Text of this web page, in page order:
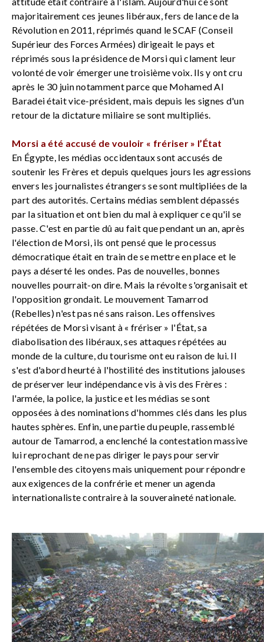
majoritairement ces jeunes libéraux, fers de lance de la
Révolution en 2011, réprimés quand le SCAF (Conseil
Supérieur des Forces Armées) dirigeait le pays et
réprimés sous la présidence de Morsi qui clament leur
volonté de voir émerger une troisième voix. Ils y ont cru
après le 30 juin notamment parce que Mohamed Al
Baradei était vice-président, mais depuis les signes d'un
retour de la dictature miliaire se sont multipliés.
Morsi a été accusé de vouloir « frériser » l’État
En Égypte, les médias occidentaux sont accusés de
soutenir les Frères et depuis quelques jours les agressions
envers les journalistes étrangers se sont multipliées de la
part des autorités. Certains médias semblent dépassés
par la situation et ont bien du mal à expliquer ce qu'il se
passe. C'est en partie dû au fait que pendant un an, après
l'élection de Morsi, ils ont pensé que le processus
démocratique était en train de se mettre en place et le
pays a déserté les ondes. Pas de nouvelles, bonnes
nouvelles pourrait-on dire. Mais la révolte s'organisait et
l'opposition grondait. Le mouvement Tamarrod
(Rebelles) n'est pas né sans raison. Les offensives
répétées de Morsi visant à « frériser » l'État, sa
diabolisation des libéraux, ses attaques répétées au
monde de la culture, du tourisme ont eu raison de lui. Il
s'est d'abord heurté à l'hostilité des institutions jalouses
de préserver leur indépendance vis à vis des Frères :
l'armée, la police, la justice et les médias se sont
opposées à des nominations d'hommes clés dans les plus
hautes sphères. Enfin, une partie du peuple, rassemblé
autour de Tamarrod, a enclenché la contestation massive
lui reprochant de ne pas diriger le pays pour servir
l'ensemble des citoyens mais uniquement pour répondre
aux exigences de la confrérie et mener un agenda
internationaliste contraire à la souveraineté nationale.